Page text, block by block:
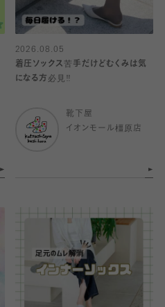
2026.08.05
着圧ソックス苦手だけどむくみは気
になる方必見‼️
靴下屋
イオンモール橿原店